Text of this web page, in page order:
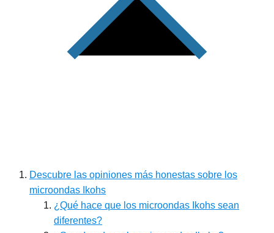
Descubre las opiniones más honestas sobre los
microondas Ikohs
¿Qué hace que los microondas Ikohs sean
diferentes?